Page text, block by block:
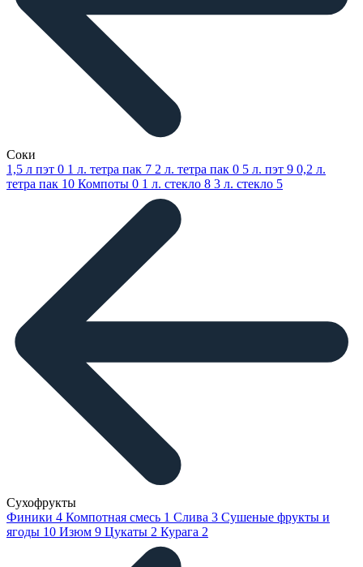
Соки
1,5 л пэт 0 1 л. тетра пак 7 2 л. тетра пак 0 5 л. пэт 9 0,2 л.
тетра пак 10 Компоты 0 1 л. стекло 8 3 л. стекло 5
Сухофрукты
Финики 4 Компотная смесь 1 Слива 3 Сушеные фрукты и
ягоды 10 Изюм 9 Цукаты 2 Курага 2